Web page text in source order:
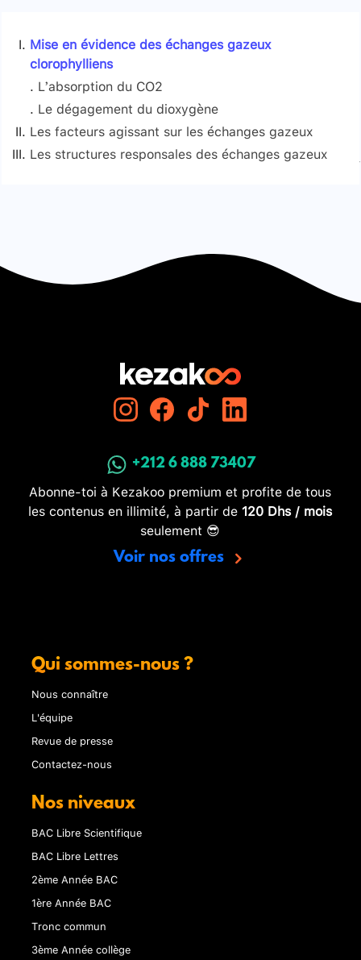
Mise en évidence des échanges gazeux
clorophylliens
L’absorption du CO2
Le dégagement du dioxygène
Les facteurs agissant sur les échanges gazeux
La température
Les structures responsales des échanges gazeux
Signaler une erreur
+212 6 888 73407
Abonne-toi à Kezakoo premium et profite de tous
les contenus en illimité, à partir de 120 Dhs / mois
seulement 😎
Voir nos offres
Qui sommes-nous ?
Nous connaître
L'équipe
Revue de presse
Contactez-nous
Nos niveaux
BAC Libre Scientifique
BAC Libre Lettres
2ème Année BAC
1ère Année BAC
Tronc commun
3ème Année collège